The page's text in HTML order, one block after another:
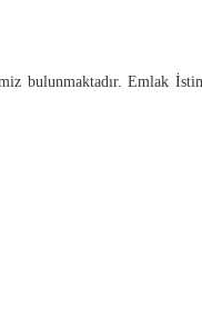
bulunmaktadır. Emlak